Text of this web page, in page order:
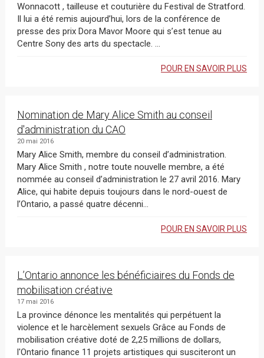
Wonnacott , tailleuse et couturière du Festival de Stratford.
Il lui a été remis aujourd’hui, lors de la conférence de
presse des prix Dora Mavor Moore qui s’est tenue au
Centre Sony des arts du spectacle. ...
POUR EN SAVOIR PLUS
Nomination de Mary Alice Smith au conseil
d'administration du CAO
20 mai 2016
Mary Alice Smith, membre du conseil d’administration. ​
Mary Alice Smith , notre toute nouvelle membre, a été
nommée au conseil d’administration le 27 avril 2016. Mary
Alice, qui habite depuis toujours dans le nord-ouest de
l’Ontario, a passé quatre décenni...
POUR EN SAVOIR PLUS
L’Ontario annonce les bénéficiaires du Fonds de
mobilisation créative
17 mai 2016
La province dénonce les mentalités qui perpétuent la
violence et le harcèlement sexuels Grâce au Fonds de
mobilisation créative doté de 2,25 millions de dollars,
l'Ontario finance 11 projets artistiques qui susciteront un